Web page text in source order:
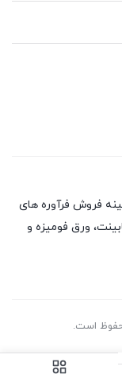
سابقه در زمینه فروش فرآوره های
ورق فومیزه و
است.